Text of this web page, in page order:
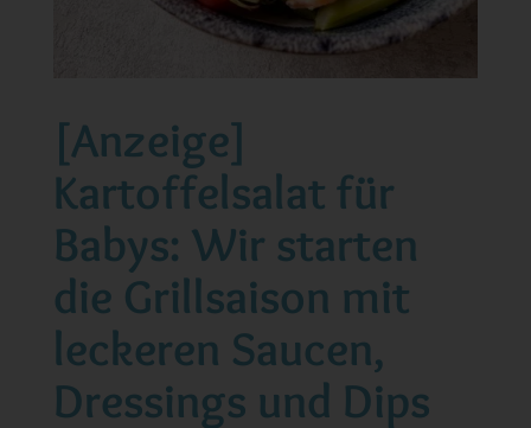
[Anzeige]
Kartoffelsalat für
Babys: Wir starten
die Grillsaison mit
leckeren Saucen,
Dressings und Dips